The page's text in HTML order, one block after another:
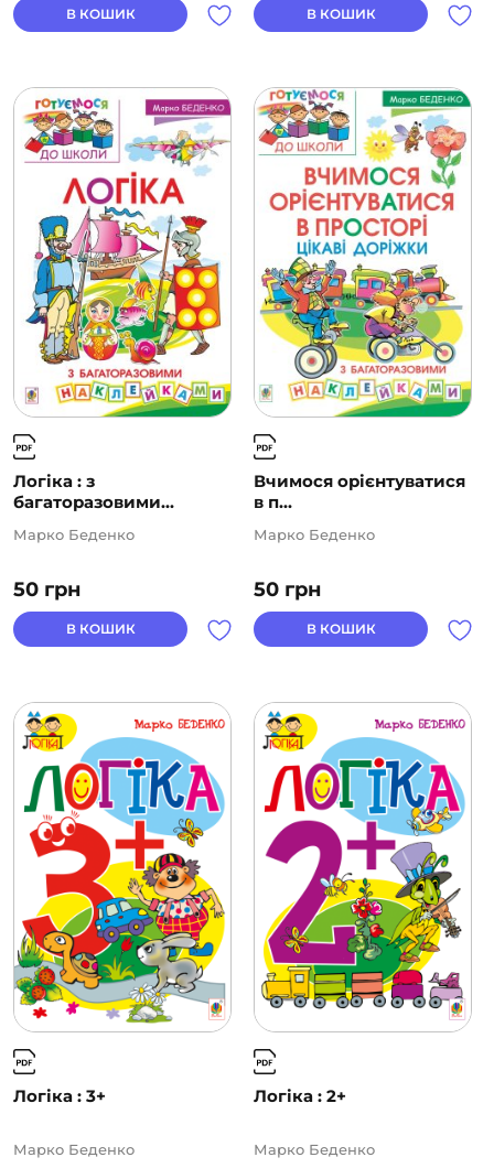
В КОШИК В КОШИК
Логіка : з
багаторазовими...
50 грн
Марко Беденко
В КОШИК
Вчимося орієнтуватися
в п...
50 грн
Марко Беденко
В КОШИК
Логіка : 3+
Марко Беденко
Логіка : 2+
Марко Беденко